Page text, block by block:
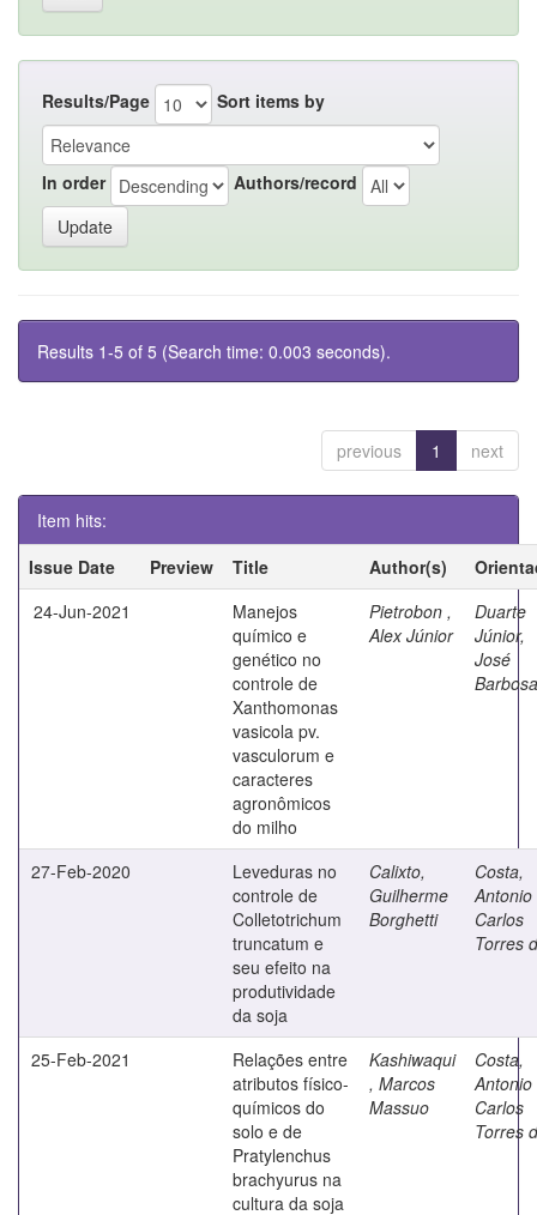
Results/Page Sort items by
In order Authors/record
Results 1-5 of 5 (Search time: 0.003 seconds).
previous 1 next
Item hits:
Issue Date
Preview Title Author(s)
24-Jun-2021
Manejos
químico e
genético no
controle de
Xanthomonas
vasicola pv.
vasculorum e
caracteres
agronômicos
do milho
Pietrobon ,
Alex Júnior
Duarte
Júnior,
José
Barbosa
27-Feb-2020
Leveduras no
controle de
Colletotrichum
truncatum e
seu efeito na
produtividade
da soja
Calixto,
Guilherme
Borghetti
Costa,
Antonio
Carlos
Torres
25-Feb-2021
Relações entre
atributos físico-
químicos do
solo e de
Pratylenchus
brachyurus na
cultura da soja
Kashiwaqui
, Marcos
Massuo
Costa,
Antonio
Carlos
Torres